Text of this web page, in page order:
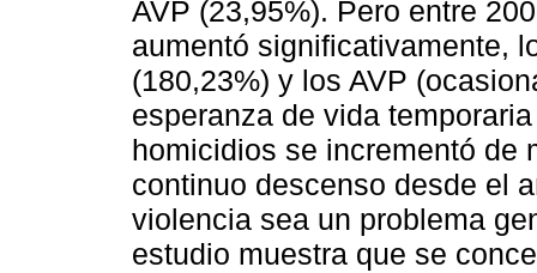
AVP (23,95%). Pero entre
aumentó significativamente,
(180,23%) y los AVP
esperanza de vida
homicidios se incrementó de
continuo descenso desde el
violencia sea un problema
estudio muestra que se